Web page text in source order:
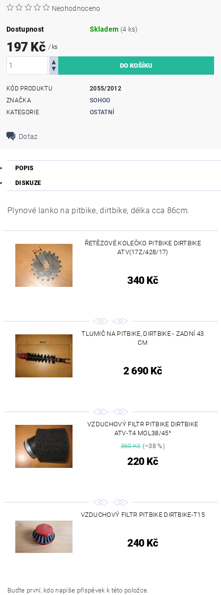
Neohodnoceno
Dostupnost Skladem (4 ks)
197 Kč / ks
KÓD PRODUKTU
2055/2012
ZNAČKA
SOHOO
KATEGORIE
OSTATNÍ
Dotaz
POPIS
DISKUZE
Plynové lanko na pitbike, dirtbike, délka cca 86cm.
ŘETĚZOVÉ KOLEČKO PITBIKE DIRTBIKE
ATV(17Z/428/17)
340 Kč
TLUMIČ NA PITBIKE, DIRTBIKE - ZADNÍ 43
CM
2 690 Kč
VZDUCHOVÝ FILTR PITBIKE DIRTBIKE
ATV-T4 MOL38/45°
360 Kč(–38 %)
220 Kč
VZDUCHOVÝ FILTR PITBIKE DIRTBIKE-T15
240 Kč
Buďte první, kdo napíše příspěvek k této položce.